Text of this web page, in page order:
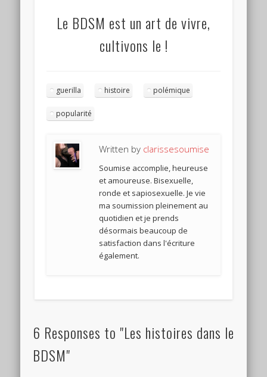
Le BDSM est un art de vivre,
cultivons le !
guerilla histoire polémique
popularité
Written by clarissesoumise
Soumise accomplie, heureuse
et amoureuse. Bisexuelle,
ronde et sapiosexuelle. Je vie
ma soumission pleinement au
quotidien et je prends
désormais beaucoup de
satisfaction dans l'écriture
également.
6 Responses to "Les histoires dans le
BDSM"